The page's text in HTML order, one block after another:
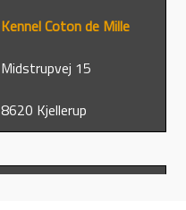
Kennel Coton de Mille
Midstrupvej 15
8620 Kjellerup